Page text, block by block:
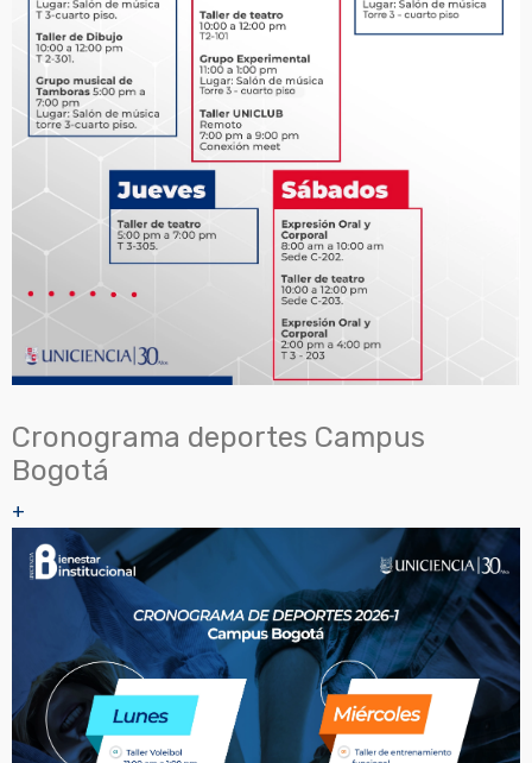
Cronograma deportes Campus
Bogotá
+